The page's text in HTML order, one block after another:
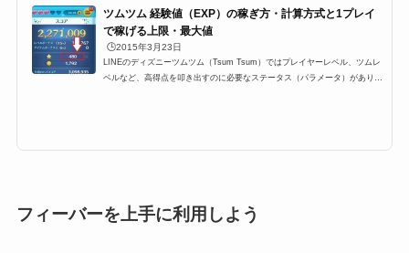
ツムツム 経験値（EXP）の稼ぎ方・計算方式と1プレイ
で稼げる上限・最大値
🕒️2015年3月23日
LINEのディズニーツムツム（Tsum Tsum）ではプレイヤーレベル、ツムレ
ベルなど、高得点を叩き出すのに必要なステータス（パラメータ）がありま
フィーバーを上手に利用しよう